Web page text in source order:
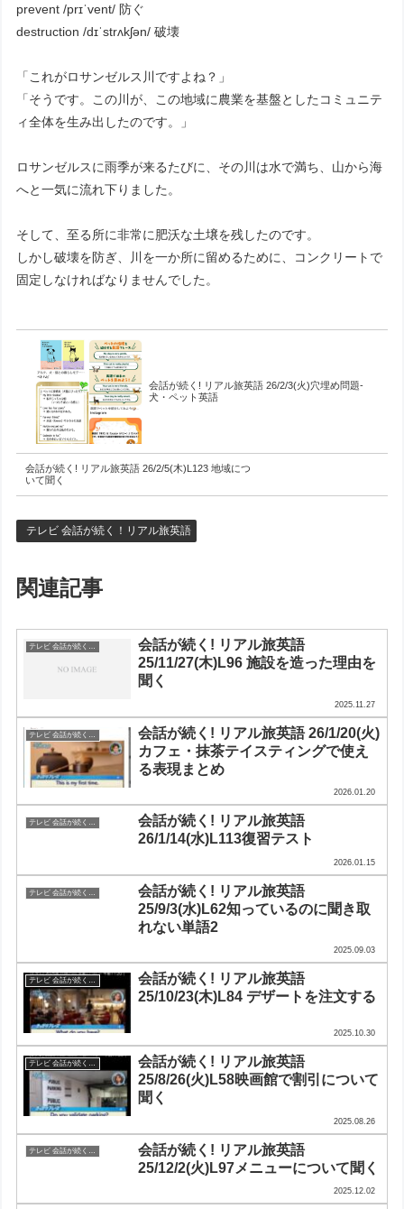
prevent /prɪˈvent/ 防ぐ
destruction /dɪˈstrʌkʃən/ 破壊
「これがロサンゼルス川ですよね？」
「そうです。この川が、この地域に農業を基盤としたコミュニテ
ィ全体を生み出したのです。」
ロサンゼルスに雨季が来るたびに、その川は水で満ち、山から海
へと一気に流れ下りました。
そして、至る所に非常に肥沃な土壌を残したのです。
しかし破壊を防ぎ、川を一か所に留めるために、コンクリートで
固定しなければなりませんでした。
会話が続く! リアル旅英語 26/2/3(火)穴埋め問題-
犬・ペット英語
会話が続く! リアル旅英語 26/2/5(木)L123 地域につ
いて聞く
テレビ 会話が続く！リアル旅英語
関連記事
テレビ 会話が続く！リアル旅英語
会話が続く! リアル旅英語
25/11/27(木)L96 施設を造った理由を
聞く
2025.11.27
会話が続く! リアル旅英語 26/1/20(火)
カフェ・抹茶テイスティングで使え
る表現まとめ
2026.01.20
テレビ 会話が続く！リアル旅英語
会話が続く! リアル旅英語
26/1/14(水)L113復習テスト
2026.01.15
会話が続く! リアル旅英語
25/9/3(水)L62知っているのに聞き取
れない単語2
2025.09.03
テレビ 会話が続く！リアル旅英語
会話が続く! リアル旅英語
25/10/23(木)L84 デザートを注文する
2025.10.30
テレビ 会話が続く！リアル旅英語
会話が続く! リアル旅英語
25/8/26(火)L58映画館で割引について
聞く
2025.08.26
テレビ 会話が続く！リアル旅英語
会話が続く! リアル旅英語
25/12/2(火)L97メニューについて聞く
2025.12.02